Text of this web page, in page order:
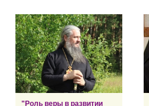
"Роль веры в развитии